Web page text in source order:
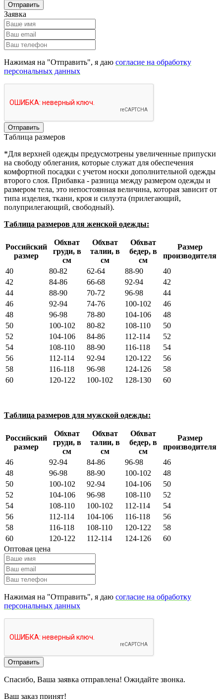
Отправить
Заявка
Нажимая на "Отправить", я даю согласие на обработку
персональных данных
Отправить
Таблица размеров
*Для верхней одежды предусмотрены увеличенные припуски
на свободу облегания, которые служат для обеспечения
комфортной посадки с учетом носки дополнительной одежды
второго слоя. Прибавка - разница между размером одежды и
размером тела, это непостоянная величина, которая зависит от
типа изделия, ткани, кроя и силуэта (прилегающий,
полуприлегающий, свободный).
Таблица размеров для женской одежды:
Российский
размер
Обхват
груди, в
см
Обхват
талии, в
см
Обхват
бедер, в
см
Размер
производителя
40
80-82 62-64 88-90
40
42
84-86 66-68 92-94
42
44
88-90 70-72 96-98
44
46
92-94 74-76 100-102
46
48
96-98 78-80 104-106
48
50
100-102 80-82 108-110
50
52
104-106 84-86 112-114
52
54
108-110 88-90 116-118
54
56
112-114 92-94 120-122
56
58
116-118 96-98 124-126
58
60
120-122 100-102 128-130 60
Таблица размеров для мужской одежды:
Российский
размер
Обхват
груди, в
см
Обхват
талии, в
см
Обхват
бедер, в
см
Размер
производителя
46
92-94 84-86 96-98
46
48
96-98 88-90 100-102
48
50
100-102 92-94 104-106
50
52
104-106 96-98 108-110
52
54
108-110 100-102 112-114
54
56
112-114 104-106 116-118
56
58
116-118 108-110 120-122
58
60
120-122 112-114 124-126
60
Оптовая цена
Нажимая на "Отправить", я даю согласие на обработку
персональных данных
Отправить
Спасибо, Ваша заявка отправлена! Ожидайте звонка.
Ваш заказ принят!